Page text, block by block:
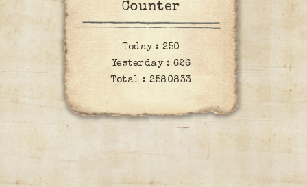
Counter
Today :250
Yesterday : 626
Total :2580833